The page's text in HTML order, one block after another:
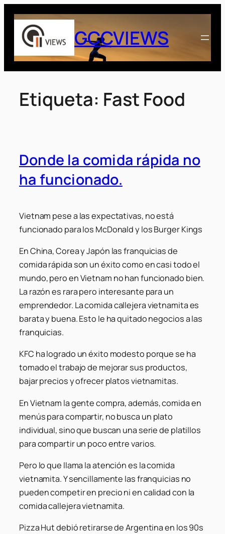
Saltar
contenido
GCCVIEWS
Etiqueta: Fast Food
Donde la comida rápida no
ha funcionado.
Vietnam pese a las expectativas, no está
funcionado para los McDonald y los Burger Kings
En China, Corea y Japón las franquicias de
comida rápida son un éxito como en casi todo el
mundo, pero en Vietnam no han funcionado bien.
La razón es rara pero interesante para un
emprendedor. La comida callejera vietnamita es
barata y buena. Esto le ha quitado negocios a las
franquicias.
KFC ha logrado un éxito modesto porque se ha
tomado el trabajo de mejorar sus productos,
bajar precios y ofrecer platos vietnamitas.
En Vietnam la gente compra, además, comida en
menús para compartir, no busca un plato
individual, sino que buscan una serie de platillos
para compartir un poco entre varios.
Pero lo que llama la atención es la comida
vietnamita. Y sencillamente las franquicias no
pueden competir en precio ni en calidad con la
comida callejera vietnamita.
Pizza Hut debió retirarse de Argentina en los 90s